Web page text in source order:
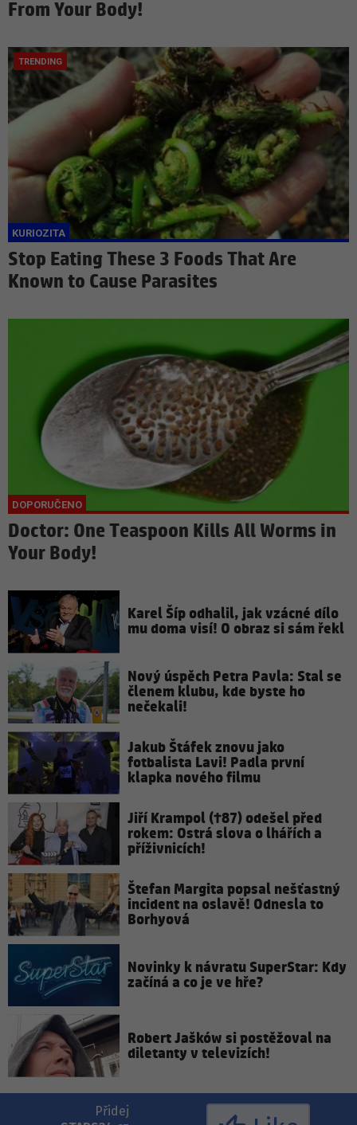
From Your Body!
Stop Eating These 3 Foods That Are
Known to Cause Parasites
Doctor: One Teaspoon Kills All Worms in
Your Body!
Karel Šíp odhalil, jak vzácné dílo
mu doma visí! O obraz si sám řekl
Nový úspěch Petra Pavla: Stal se
členem klubu, kde byste ho
nečekali!
Jakub Štáfek znovu jako
fotbalista Lavi! Padla první
klapka nového filmu
Jiří Krampol (†87) odešel před
rokem: Ostrá slova o lhářích a
příživnicích!
Štefan Margita popsal nešťastný
incident na oslavě! Odnesla to
Borhyová
Novinky k návratu SuperStar: Kdy
začíná a co je ve hře?
Robert Jašków si postěžoval na
diletanty v televizích!
Přidej